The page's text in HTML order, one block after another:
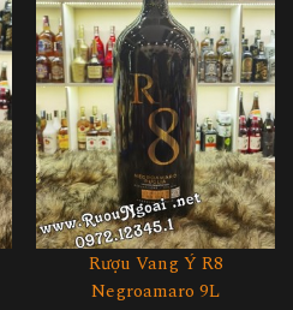
Rượu Vang Ý R8
Negroamaro 9L